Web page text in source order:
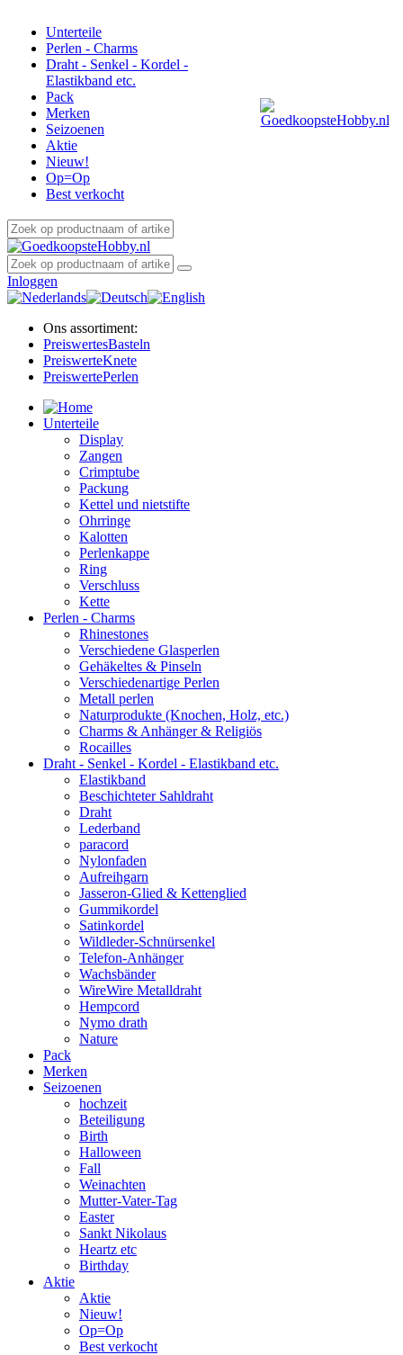
Unterteile
Perlen - Charms
Draht - Senkel - Kordel -
Elastikband etc.
Pack
Merken
Seizoenen
Aktie
Nieuw!
Op=Op
Best verkocht
Inloggen
Ons assortiment:
PreiswertesBasteln
PreiswerteKnete
PreiswertePerlen
Unterteile
Display
Zangen
Crimptube
Packung
Kettel und nietstifte
Ohrringe
Kalotten
Perlenkappe
Ring
Verschluss
Kette
Perlen - Charms
Rhinestones
Verschiedene Glasperlen
Gehäkeltes & Pinseln
Verschiedenartige Perlen
Metall perlen
Naturprodukte (Knochen, Holz, etc.)
Charms & Anhänger & Religiös
Rocailles
Draht - Senkel - Kordel - Elastikband etc.
Elastikband
Beschichteter Sahldraht
Draht
Lederband
paracord
Nylonfaden
Aufreihgarn
Jasseron-Glied & Kettenglied
Gummikordel
Satinkordel
Wildleder-Schnürsenkel
Telefon-Anhänger
Wachsbänder
WireWire Metalldraht
Hempcord
Nymo drath
Nature
Pack
Merken
Seizoenen
hochzeit
Beteiligung
Birth
Halloween
Fall
Weinachten
Mutter-Vater-Tag
Easter
Sankt Nikolaus
Heartz etc
Birthday
Aktie
Aktie
Nieuw!
Op=Op
Best verkocht